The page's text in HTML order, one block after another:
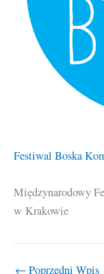
Festiwal Boska
Międzynarodowy
w Krakowie
← Poprzedni Wpis